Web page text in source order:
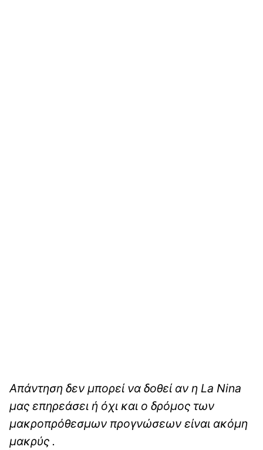
Απάντηση δεν μπορεί να δοθεί αν η La Nina
μας επηρεάσει ή όχι και ο δρόμος των
μακροπρόθεσμων προγνώσεων είναι ακόμη
μακρύς .